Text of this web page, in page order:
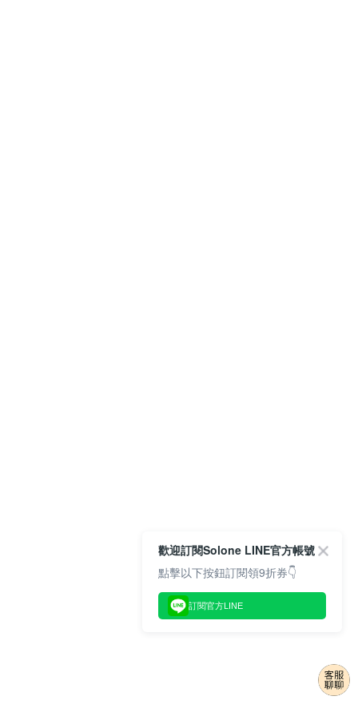
歡迎訂閱Solone LINE官方帳號
點擊以下按鈕訂閱領9折券👇
訂閱官方LINE